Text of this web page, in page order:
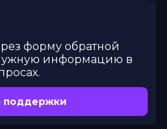
форму обратной
информацию в
поддержки